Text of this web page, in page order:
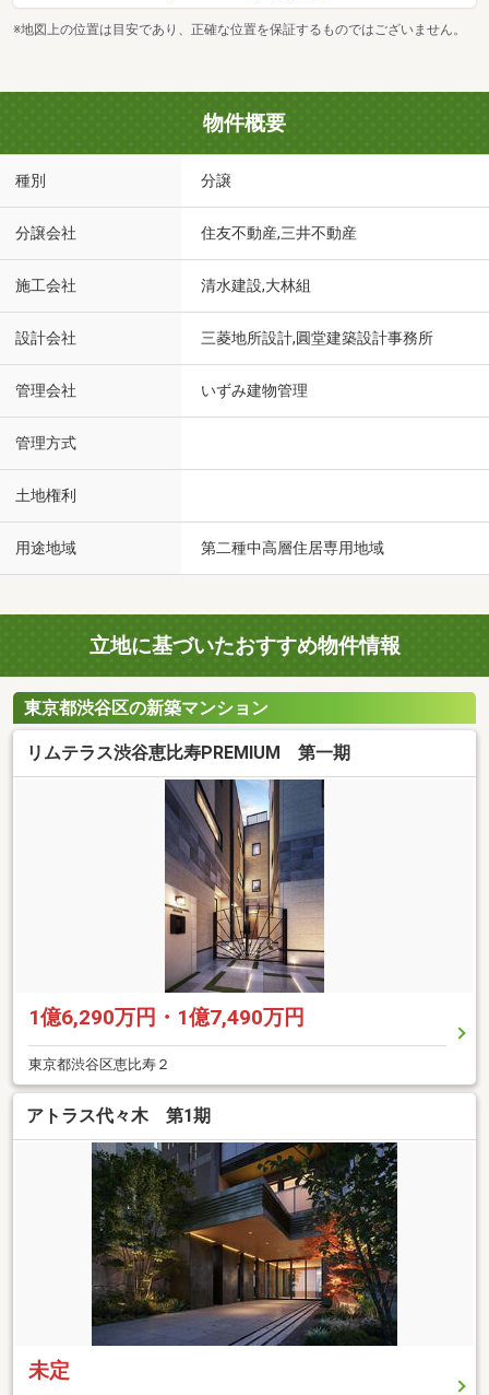
※地図上の位置は目安であり、正確な位置を保証するものではございません。
物件概要
種別 分譲
分譲会社 住友不動産,三井不動産
施工会社 清水建設,大林組
設計会社 三菱地所設計,圓堂建築設計事務所
管理会社 いずみ建物管理
管理方式
土地権利
用途地域 第二種中高層住居専用地域
立地に基づいたおすすめ物件情報
東京都渋谷区の新築マンション
リムテラス渋谷恵比寿PREMIUM 第一期
1億6,290万円・1億7,490万円
東京都渋谷区恵比寿２
アトラス代々木 第1期
未定